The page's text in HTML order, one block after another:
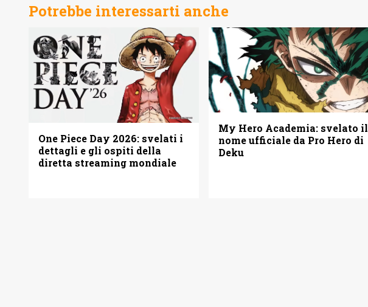
Potrebbe interessarti anche
One Piece Day 2026: svelati i
dettagli e gli ospiti della
diretta streaming mondiale
My Hero Academia: svelato il
nome ufficiale da Pro Hero di
Deku